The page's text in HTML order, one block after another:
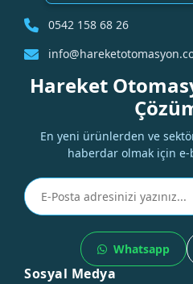
0542 158 68 26
Hareket
En yeni ürünlerden ve
haberdar olmak için e-
Whatsapp
Sosyal Medya